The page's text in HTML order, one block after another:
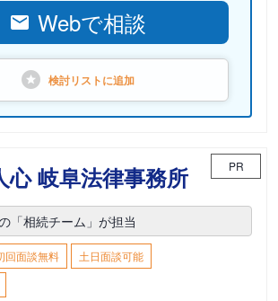
Webで相談
検討リストに追加
心 岐阜法律事務所 PR
「相続チーム」が担当
回面談無料
土日面談可能